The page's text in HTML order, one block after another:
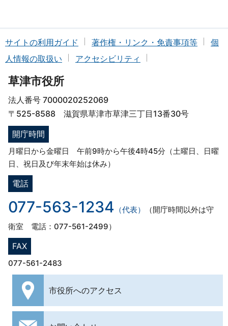
サイトの利用ガイド 著作権・リンク・免責事項等
個
人情報の取扱い
アクセシビリティ
草津市役所
法人番号 7000020252069
〒525-8588 滋賀県草津市草津三丁目13番30号
開庁時間
月曜日から金曜日 午前9時から午後4時45分（土曜日、日曜
日、祝日及び年末年始は休み）
電話
077-563-1234 （代表）
（開庁時間以外は守
衛室 電話：077-561-2499）
FAX
077-561-2483
市役所へのアクセス